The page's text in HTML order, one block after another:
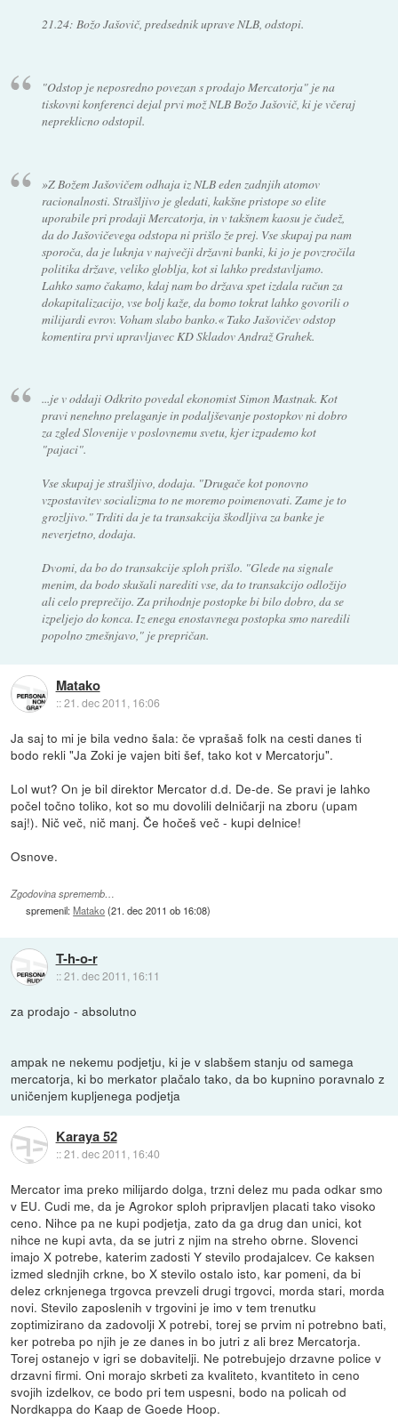
21.24: Božo Jašovič, predsednik uprave NLB, odstopi.
"Odstop je neposredno povezan s prodajo Mercatorja" je na
tiskovni konferenci dejal prvi mož NLB Božo Jašovič, ki je včeraj
nepreklicno odstopil.
»Z Božem Jašovičem odhaja iz NLB eden zadnjih atomov
racionalnosti. Strašljivo je gledati, kakšne pristope so elite
uporabile pri prodaji Mercatorja, in v takšnem kaosu je čudež,
da do Jašovičevega odstopa ni prišlo že prej. Vse skupaj pa nam
sporoča, da je luknja v največji državni banki, ki jo je povzročila
politika države, veliko globlja, kot si lahko predstavljamo.
Lahko samo čakamo, kdaj nam bo država spet izdala račun za
dokapitalizacijo, vse bolj kaže, da bomo tokrat lahko govorili o
milijardi evrov. Voham slabo banko.« Tako Jašovičev odstop
komentira prvi upravljavec KD Skladov Andraž Grahek.
...je v oddaji Odkrito povedal ekonomist Simon Mastnak. Kot
pravi nenehno prelaganje in podaljševanje postopkov ni dobro
za zgled Slovenije v poslovnemu svetu, kjer izpademo kot
"pajaci".
Vse skupaj je strašljivo, dodaja. "Drugače kot ponovno
vzpostavitev socializma to ne moremo poimenovati. Zame je to
grozljivo." Trditi da je ta transakcija škodljiva za banke je
neverjetno, dodaja.
Dvomi, da bo do transakcije sploh prišlo. "Glede na signale
menim, da bodo skušali narediti vse, da to transakcijo odložijo
ali celo preprečijo. Za prihodnje postopke bi bilo dobro, da se
izpeljejo do konca. Iz enega enostavnega postopka smo naredili
popolno zmešnjavo," je prepričan.
Matako
::21. dec 2011, 16:06
Ja saj to mi je bila vedno šala: če vprašaš folk na cesti danes ti
bodo rekli "Ja Zoki je vajen biti šef, tako kot v Mercatorju".
Lol wut? On je bil direktor Mercator d.d. De-de. Se pravi je lahko
počel točno toliko, kot so mu dovolili delničarji na zboru (upam
saj!). Nič več, nič manj. Če hočeš več - kupi delnice!
Osnove.
Zgodovina sprememb…
spremenil:Matako(21. dec 2011 ob 16:08)
T-h-o-r
::21. dec 2011, 16:11
za prodajo - absolutno
ampak ne nekemu podjetju, ki je v slabšem stanju od samega
mercatorja, ki bo merkator plačalo tako, da bo kupnino poravnalo z
uničenjem kupljenega podjetja
Karaya 52
::21. dec 2011, 16:40
Mercator ima preko milijardo dolga, trzni delez mu pada odkar smo
v EU. Cudi me, da je Agrokor sploh pripravljen placati tako visoko
ceno. Nihce pa ne kupi podjetja, zato da ga drug dan unici, kot
nihce ne kupi avta, da se jutri z njim na streho obrne. Slovenci
imajo X potrebe, katerim zadosti Y stevilo prodajalcev. Ce kaksen
izmed slednjih crkne, bo X stevilo ostalo isto, kar pomeni, da bi
delez crknjenega trgovca prevzeli drugi trgovci, morda stari, morda
novi. Stevilo zaposlenih v trgovini je imo v tem trenutku
zoptimizirano da zadovolji X potrebi, torej se prvim ni potrebno bati,
ker potreba po njih je ze danes in bo jutri z ali brez Mercatorja.
Torej ostanejo v igri se dobavitelji. Ne potrebujejo drzavne police v
drzavni firmi. Oni morajo skrbeti za kvaliteto, kvantiteto in ceno
svojih izdelkov, ce bodo pri tem uspesni, bodo na policah od
Nordkappa do Kaap de Goede Hoop.